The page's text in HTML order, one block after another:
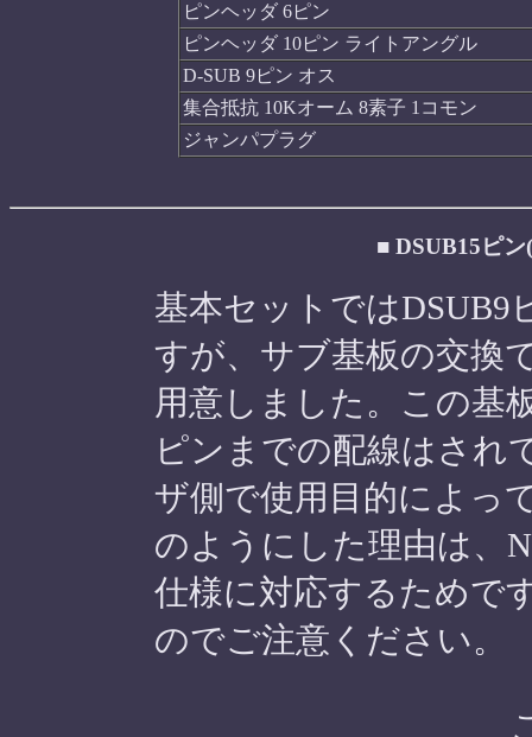
ピンヘッダ 6ピン
ピンヘッダ 10ピン ライトアングル
D-SUB 9ピン オス
集合抵抗 10Kオーム 8素子 1コモン
ジャンパプラグ
■ DSUB15ピ
基本セットでは
すが、サブ基板の交換
用意しました。この基
ピンまでの配線はされ
ザ側で使用目的によっ
のようにした理由は、
仕様に対応するためで
のでご注意ください。